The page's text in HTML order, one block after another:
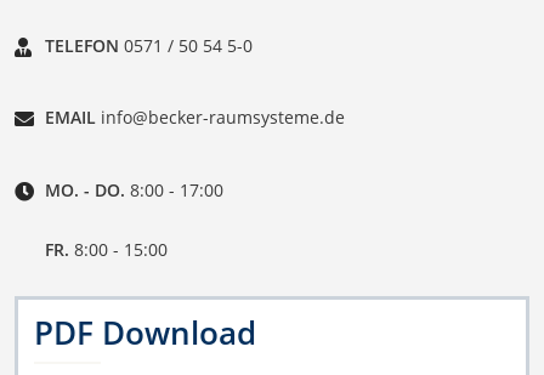
TELEFON 0571 / 50 54 5-0
EMAIL info@becker-raumsysteme.de
MO. - DO. 8:00 - 17:00
FR. 8:00 - 15:00
PDF Download